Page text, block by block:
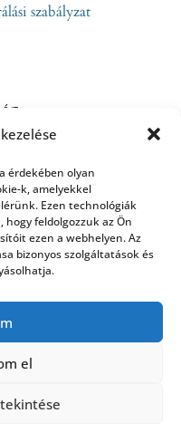
érdekében olyan
k, amelyekkel
Ezen technológiák
feldolgozzuk az Ön
ezen a webhelyen. Az
bizonyos szolgáltatások és
el
szabályzat